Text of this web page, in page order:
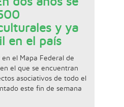
y ya
en el país
el Mapa Federal de
el que se encuentran
asociativos de todo el
este fin de semana